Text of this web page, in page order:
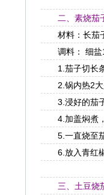
二、素烧茄
材料：长茄子
调料： 细盐1/
1.茄子切长条
2.锅内热2大
3.浸好的茄子
4.加盖焖煮，
5.一直烧至茄
6.放入青红椒
三、土豆烧